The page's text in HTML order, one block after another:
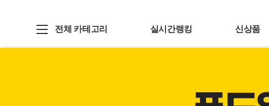
전체 카테고리 실시간랭킹 신상품